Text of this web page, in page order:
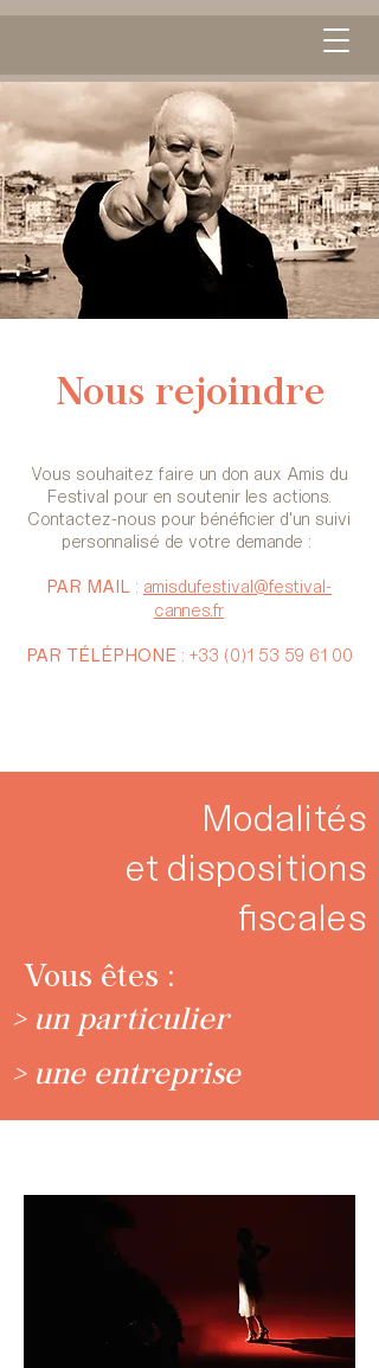
Nous rejoindre
Vous souhaitez faire un don aux Amis du
Festival pour en soutenir les actions.
Contactez-nous pour bénéficier d'un suivi
personnalisé de votre demande :
PAR MAIL : amisdufestival@festival-
cannes.fr
PAR TÉLÉPHONE : +33 (0)1 53 59 61 00
Modalités
et dispositions
fiscales
Vous êtes :
> un particulier
> une entreprise